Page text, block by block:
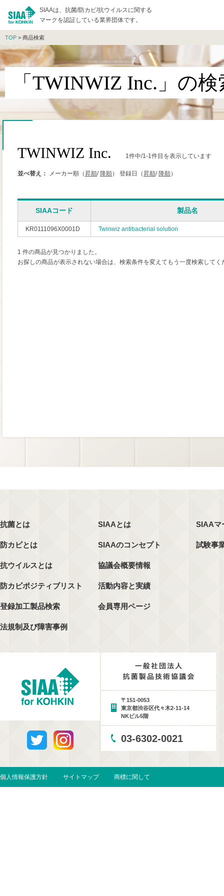
SIAAは、抗菌/防カビ/抗ウイルスに関する
マークを認証している業界団体です。
TOP > 商品検索
「TWINWIZ Inc.」の
TWINWIZ Inc. 1件中/1-1件目を表示しています
並べ替え： メーカー順（昇順/ 降順） 登録日（昇順/ 降順）
SIAAコード 製品名
KR0111096X0001D Twinwiz antibacterial solution
1 件の商品が見つかりました。
お探しの商品が表示されない場合は、検索条件を変えてもう一度検索してく
抗菌とは
防カビとは
抗ウイルスとは
防カビポジティブリスト
登録加工製品検索
法規制及び障害事例
SIAAとは
SIAAのコンセプト
協議会概要情報
活動内容と実績
会員専用ページ
SIAAマ
試験事
〒151-0053
東京都渋谷区代々木2-11-14
NKビル5階
03-6302-0021
個人情報保護方針 サイトマップ 商標に関して